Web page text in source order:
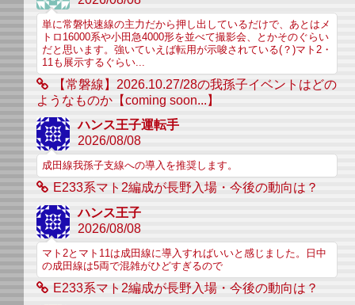
単に常磐快速線の主力だから押し出しているだけで、あとはメ
トロ16000系や小田急4000形を並べて撮影会、とかそのぐらい
だと思います。強いていえば転用が示唆されている(？)マト2・
11も展示するぐらい...
【常磐線】2026.10.27/28の我孫子イベントはどの
ようなものか【coming soon...】
ハンス王子運転手
2026/08/08
成田線我孫子支線への導入を推奨します。
E233系マト2編成が長野入場・今後の動向は？
ハンス王子
2026/08/08
マト2とマト11は成田線に導入すればいいと感じました。日中
の成田線は5両で混雑がひどすぎるので
E233系マト2編成が長野入場・今後の動向は？